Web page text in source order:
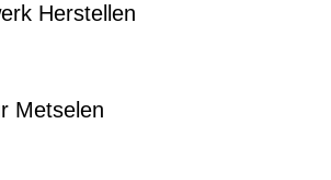
Herstellen
Metselen